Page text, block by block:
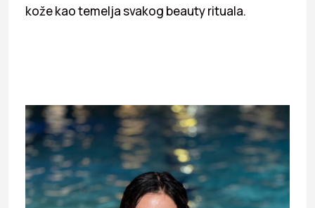
kože kao temelja svakog beauty rituala.